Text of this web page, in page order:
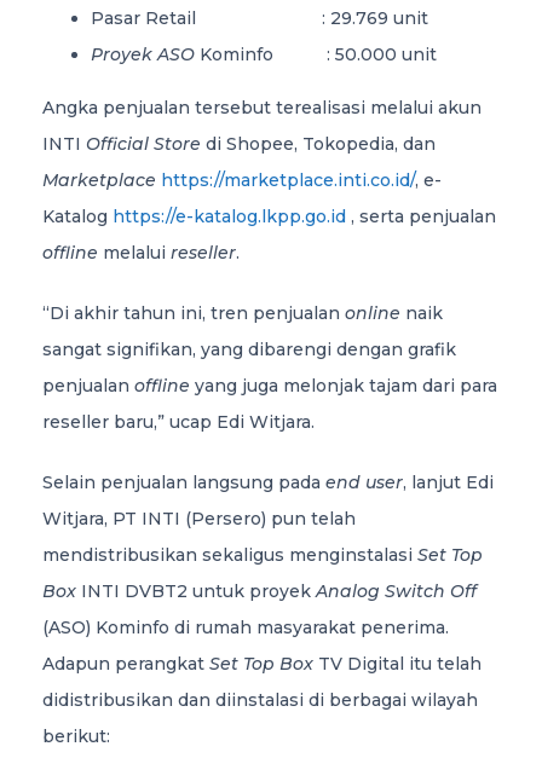
Pasar Retail : 29.769 unit
Proyek ASO Kominfo : 50.000 unit
Angka penjualan tersebut terealisasi melalui akun
INTI Official Store di Shopee, Tokopedia, dan
Marketplace https://marketplace.inti.co.id/, e-
Katalog https://e-katalog.lkpp.go.id , serta penjualan
offline melalui reseller.
“Di akhir tahun ini, tren penjualan online naik
sangat signifikan, yang dibarengi dengan grafik
penjualan offline yang juga melonjak tajam dari para
reseller baru,” ucap Edi Witjara.
Selain penjualan langsung pada end user, lanjut Edi
Witjara, PT INTI (Persero) pun telah
mendistribusikan sekaligus menginstalasi Set Top
Box INTI DVBT2 untuk proyekAnalog Switch Off
(ASO) Kominfo di rumah masyarakat penerima.
Adapun perangkat Set Top Box TV Digital itu telah
didistribusikan dan diinstalasi di berbagai wilayah
berikut: